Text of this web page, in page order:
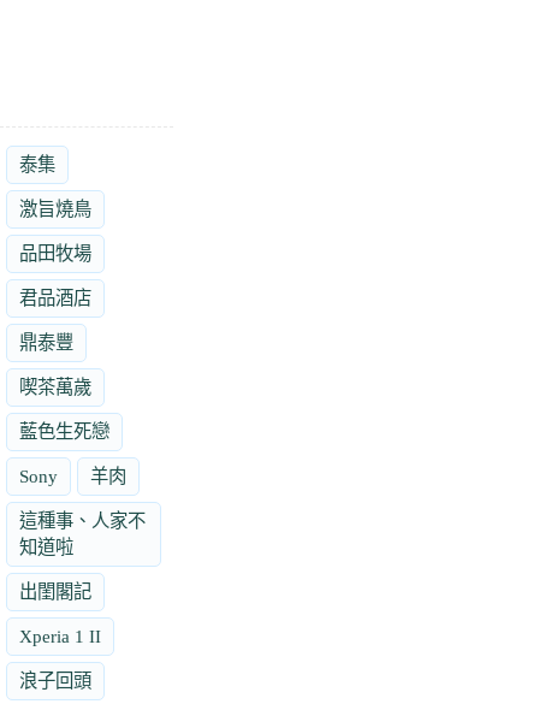
泰集
激旨燒鳥
品田牧場
君品酒店
鼎泰豐
喫茶萬歲
藍色生死戀
Sony 羊肉
這種事、人家不
知道啦
出閨閣記
Xperia 1 II
浪子回頭